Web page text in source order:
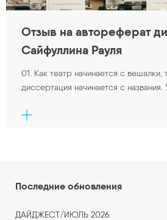
Отзыв на автореферат
Сайфуллина Рауля
01. Как театр начинается с вешалки,
диссертация начинается с названия.
Последние обновления
ДАЙДЖЕСТ/ИЮЛЬ 2026